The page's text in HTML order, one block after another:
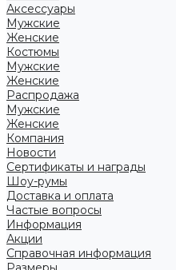
Аксессуары
Мужские
Женские
Костюмы
Мужские
Женские
Распродажа
Мужские
Женские
Компания
Новости
Сертификаты и награды
Шоу-румы
Доставка и оплата
Частые вопросы
Информация
Акции
Справочная информация